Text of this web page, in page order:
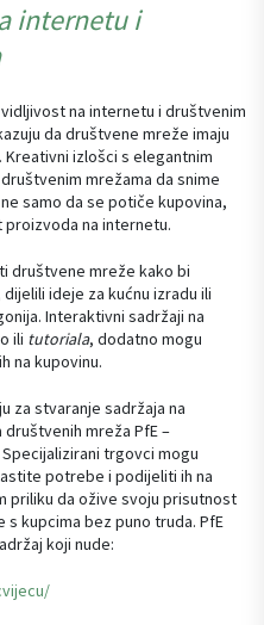
internetu i
na internetu i društvenim
da društvene mreže imaju
izlošci s elegantnim
mrežama da snime
samo da se potiče kupovina,
na internetu.
društvene mreže kako bi
ideje za kućnu izradu ili
Interaktivni sadržaji na
ili tutoriala, dodatno mogu
na kupovinu.
za stvaranje sadržaja na
mreža PfE –
trgovci mogu
potrebe i podijeliti ih na
priliku da ožive svoju prisutnost
kupcima bez puno truda. PfE
koji nude: